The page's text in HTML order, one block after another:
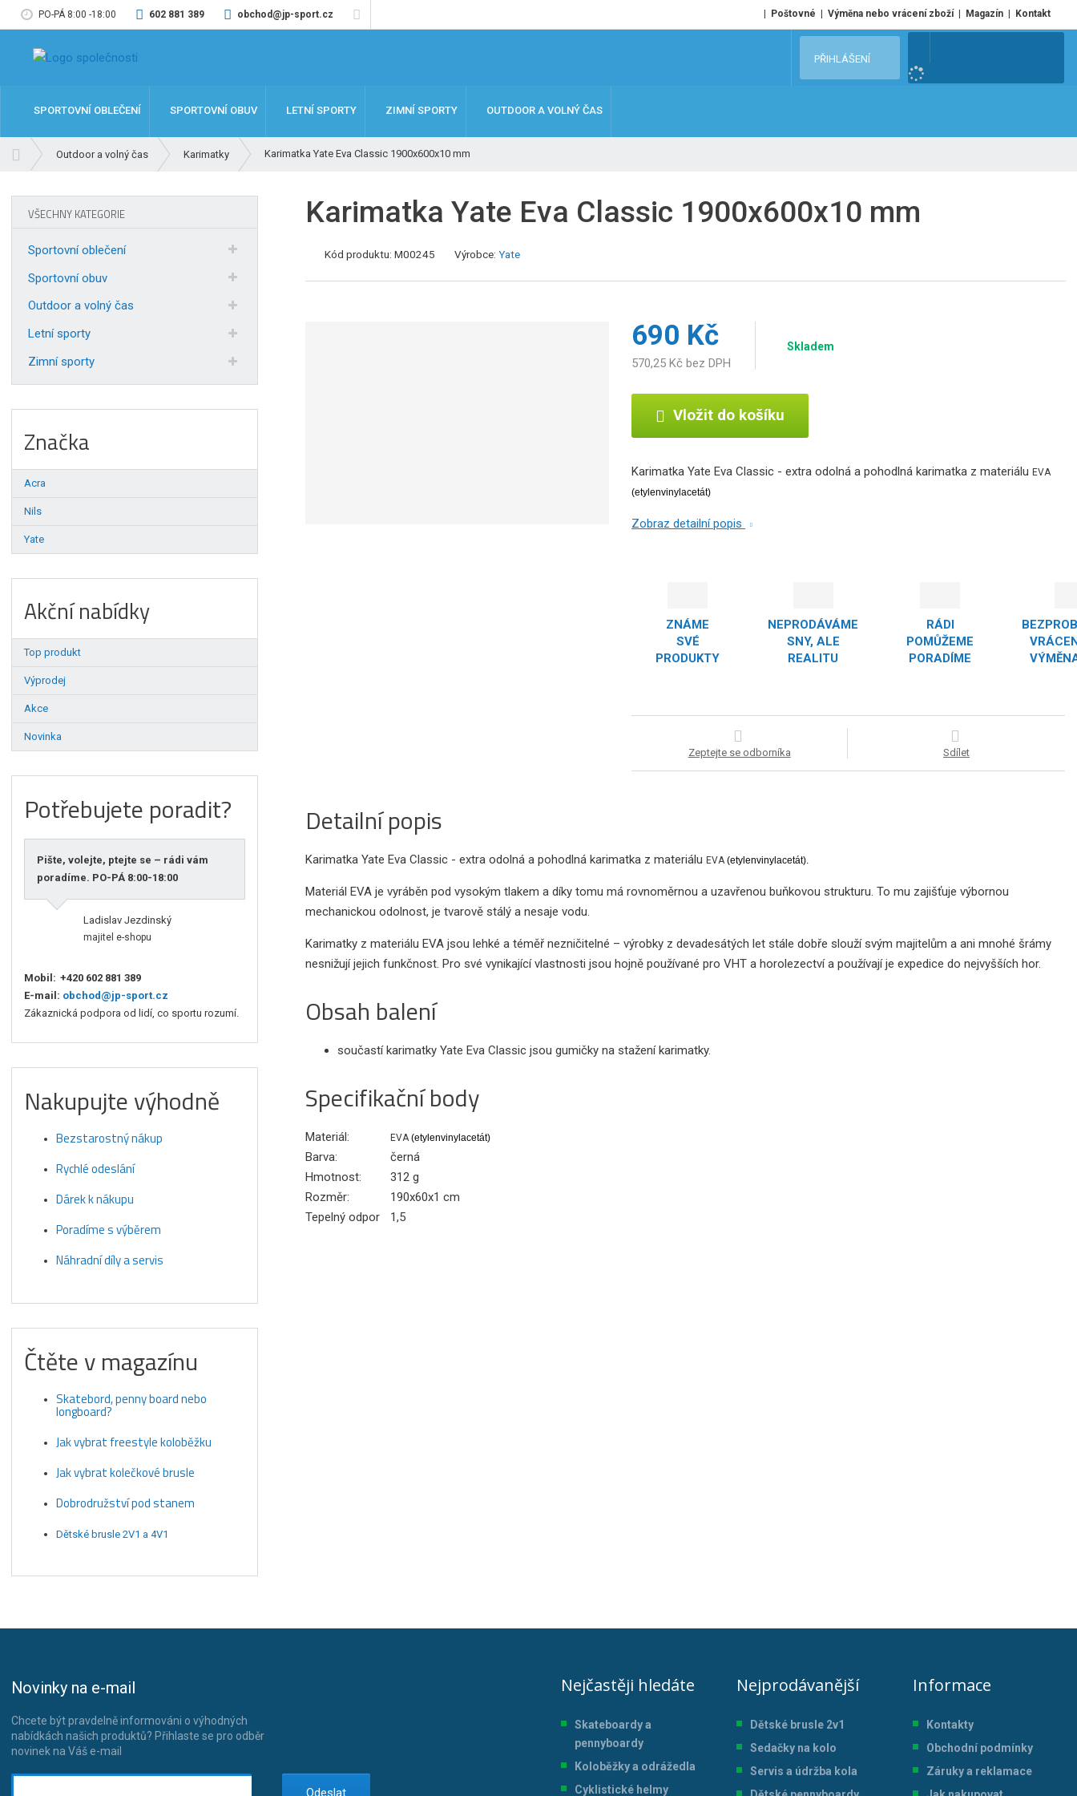
PO-PÁ 8:00 -18:00 602 881 389 obchod@jp-sport.cz Poštovné Výměna nebo vrácení zboží Magazín Kontakt
e
PŘIHLÁŠENÍ
SPORTOVNÍ OBLEČENÍ SPORTOVNÍ OBUV LETNÍ SPORTY ZIMNÍ SPORTY OUTDOOR A VOLNÝ ČAS
Outdoor a volný čas Karimatky Karimatka Yate Eva Classic 1900x600x10 mm
Karimatka Yate Eva Classic 1900x600x10 mm
Kód produktu: M00245 Výrobce: Yate
690 Kč
570,25 Kč bez DPH
Skladem
Vložit do košíku
Karimatka Yate Eva Classic - extra odolná a pohodlná karimatka z materiáluEVA
(etylenvinylacetát)
Zobraz detailní popis
ZNÁME
SVÉ
PRODUKTY
NEPRODÁVÁME
SNY, ALE
REALITU
RÁDI
POMŮŽEME
PORADÍME
Zeptejte se odborníka Sdílet
Detailní popis
Karimatka Yate Eva Classic - extra odolná a pohodlná karimatka z materiálu EVA(etylenvinylacetát).
Materiál EVA je vyráběn pod vysokým tlakem a díky tomu má rovnoměrnou a uzavřenou buňkovou strukturu. To mu zajišťuje výbornou
mechanickou odolnost, je tvarově stálý a nesaje vodu.
Karimatky z materiálu EVA jsou lehké a téměř nezničitelné – výrobky z devadesátých let stále dobře slouží svým majitelům a ani mnohé šrámy
nesnižují jejich funkčnost. Pro své vynikající vlastnosti jsou hojně používané pro VHT a horolezectví a používají je expedice do nejvyšších hor.
Obsah balení
součastí karimatky Yate Eva Classic jsou gumičky na stažení karimatky.
Specifikační body
Materiál: EVA(etylenvinylacetát)
Barva:
černá
Hmotnost:
312 g
Rozměr:
190x60x1 cm
Tepelný odpor
1,5
VŠECHNY KATEGORIE
Sportovní oblečení
Sportovní obuv
Outdoor a volný čas
Letní sporty
Zimní sporty
Značka
Acra
Nils
Yate
Akční nabídky
Top produkt
Výprodej
Akce
Novinka
Potřebujete poradit?
Pište, volejte, ptejte se – rádi vám
poradíme. PO-PÁ 8:00-18:00
Ladislav Jezdinský
majitel e-shopu
Mobil: +420 602 881 389
E-mail: obchod@jp-sport.cz
Zákaznická podpora od lidí, co sportu rozumí.
Nakupujte výhodně
Bezstarostný nákup
Rychlé odeslání
Dárek k nákupu
Poradíme s výběrem
Náhradní díly a servis
Čtěte v magazínu
Skatebord, penny board nebo
longboard?
Jak vybrat freestyle koloběžku
Jak vybrat kolečkové brusle
Dobrodružství pod stanem
Dětské brusle 2V1 a 4V1
Novinky na e-mail
Chcete být pravdelně informováni o výhodných
nabídkách našich produktů? Přihlaste se pro odběr
novinek na Váš e-mail
Odeslat
Nejčastěji hledáte
Skateboardy a
pennyboardy
Koloběžky a odrážedla
Cyklistické helmy
Nejprodávanější
Dětské brusle 2v1
Sedačky na kolo
Servis a údržba kola
Informace
Kontakty
Obchodní podmínky
Záruky a reklamace